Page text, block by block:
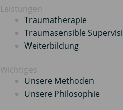
Leistungen
Traumatherapie
Traumasensible
Weiterbildung
Wichtiges
Unsere Methoden
Unsere Philosophie